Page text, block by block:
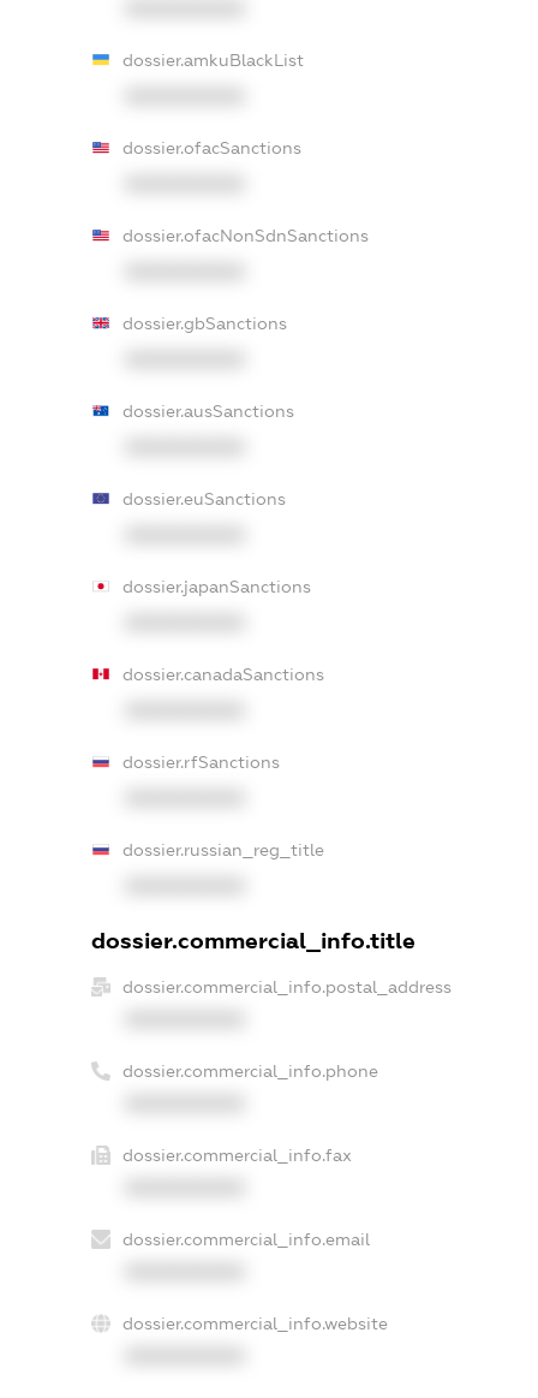
dossier.amkuBlackList
dossier.ofacSanctions
dossier.ofacNonSdnSanctions
dossier.gbSanctions
dossier.ausSanctions
dossier.euSanctions
dossier.japanSanctions
dossier.canadaSanctions
dossier.rfSanctions
dossier.russian_reg_title
dossier.commercial_info.title
dossier.commercial_info.postal_address
dossier.commercial_info.phone
dossier.commercial_info.fax
dossier.commercial_info.email
dossier.commercial_info.website